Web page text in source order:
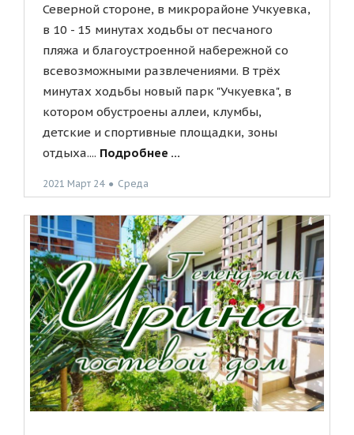
Северной стороне, в микрорайоне Учкуевка,
в 10 - 15 минутах ходьбы от песчаного
пляжа и благоустроенной набережной со
всевозможными развлечениями. В трёх
минутах ходьбы новый парк "Учкуевка", в
котором обустроены аллеи, клумбы,
детские и спортивные площадки, зоны
отдыха.... Подробнее ...
2021 Март 24 ● Среда